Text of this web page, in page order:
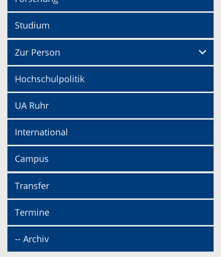
Studium
Zur Person
Hochschulpolitik
UA Ruhr
International
Campus
Transfer
Termine
-- Archiv